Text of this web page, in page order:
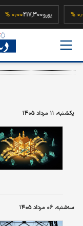
یورو217,300
یکشنبه، ۱۱ مرداد ۱۴۰۵
سه‌شنبه، ۰۶ مرداد ۱۴۰۵